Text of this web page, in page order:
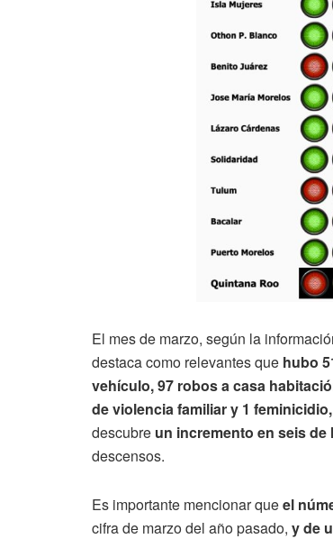
El mes de marzo, según la
destaca como relevantes que hubo
vehículo, 97 robos a casa
de violencia familiar y 1 feminicidio,
descubre un incremento en seis
descensos.
Es importante mencionar queel
cifra de marzo del año pasado, y de